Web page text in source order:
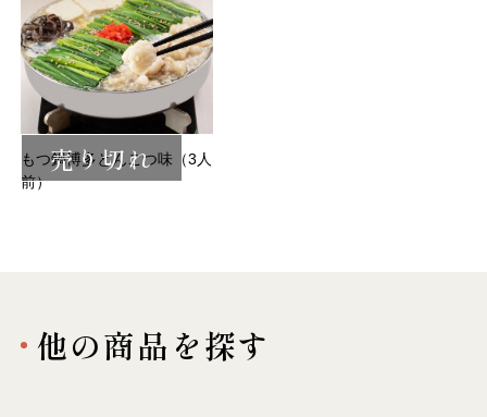
売り切れ
もつ鍋博多とんこつ味（3人
前）
他の商品を探す